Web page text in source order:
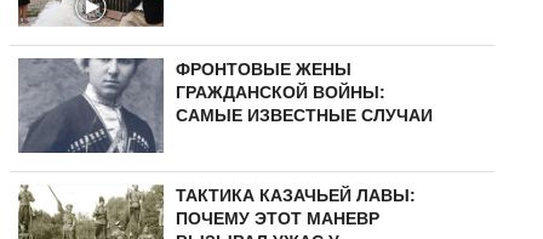
ФРОНТОВЫЕ ЖЕНЫ
ГРАЖДАНСКОЙ ВОЙНЫ:
САМЫЕ ИЗВЕСТНЫЕ СЛУЧАИ
ТАКТИКА КАЗАЧЬЕЙ ЛАВЫ:
ПОЧЕМУ ЭТОТ МАНЕВР